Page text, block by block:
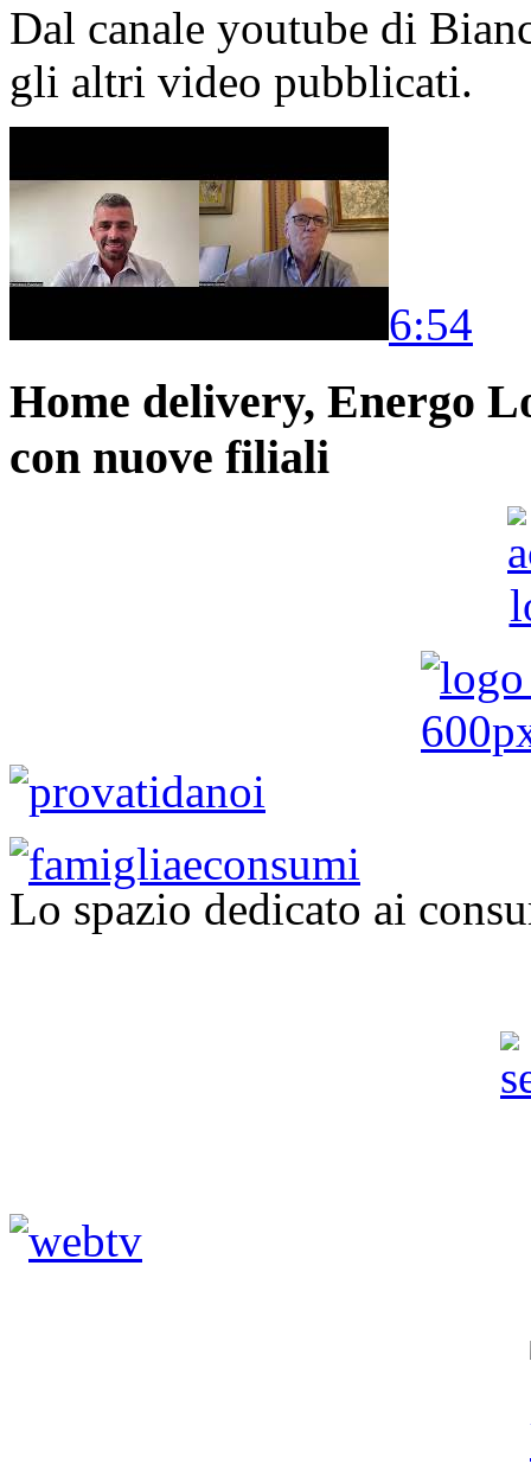
Dal canale youtube di
gli altri video pubblicati.
6:54
Home delivery, Energo
con nuove filiali
Lo spazio dedicato ai